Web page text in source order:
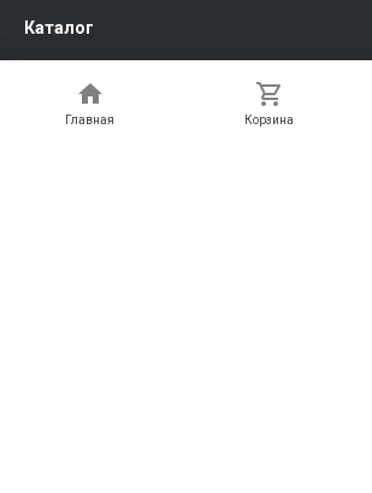
Главная Корзина
Главная Корзина
Каталог
Услуги